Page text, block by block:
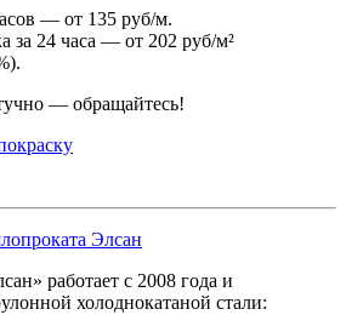
— от 135 руб/м.
за 24 часа — от 202 руб/м²
— обращайтесь!
работает с 2008 года и
холоднокатаной стали: